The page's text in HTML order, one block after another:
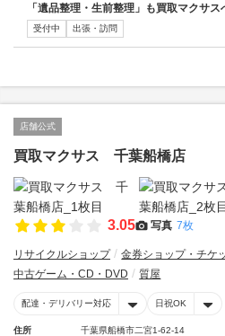
「遺品整理・生前整理」も買取マクサス
受付中 出張・訪問
店舗公式
買取マクサス 千葉船橋店
3.05 写真 7枚
リサイクルショップ 金券ショップ・チケ
中古ゲーム・CD・DVD
質屋
配達・デリバリー対応 日祝OK
住所
千葉県船橋市二宮1-62-14